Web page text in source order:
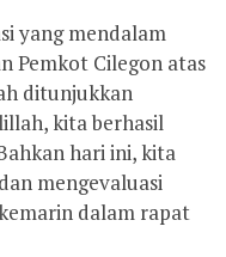
yang mendalam
Pemkot Cilegon atas
ditunjukkan
kita berhasil
hari ini, kita
mengevaluasi
dalam rapat